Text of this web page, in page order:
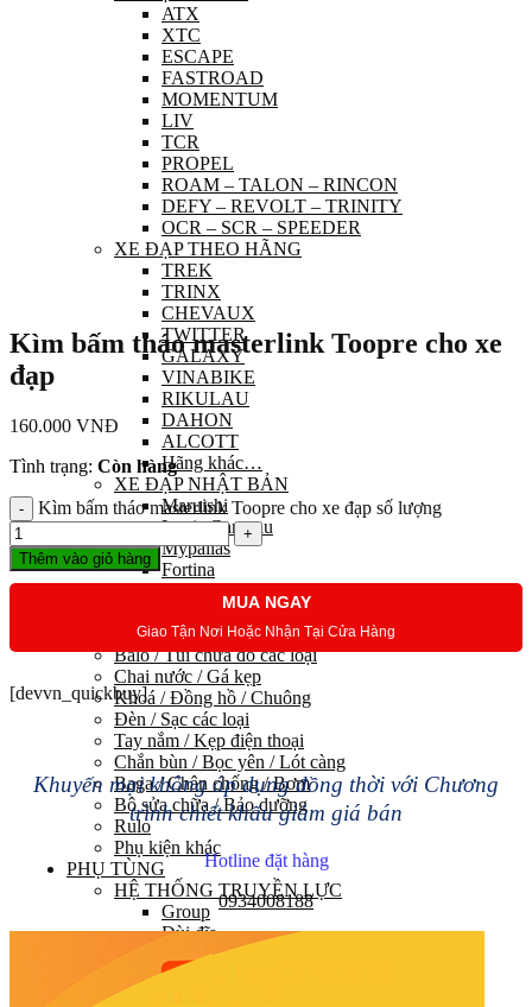
ATX
XTC
ESCAPE
FASTROAD
MOMENTUM
LIV
TCR
PROPEL
ROAM – TALON – RINCON
DEFY – REVOLT – TRINITY
OCR – SCR – SPEEDER
XE ĐẠP THEO HÃNG
TREK
TRINX
CHEVAUX
TWITTER
GALAXY
VINABIKE
RIKULAU
DAHON
ALCOTT
Hãng khác…
XE ĐẠP NHẬT BẢN
Maruishi
Louis Garneau
Mypallas
Fortina
Trang phục đạp xe
Balo / Túi chứa đồ các loại
Chai nước / Gá kẹp
Khoá / Đồng hồ / Chuông
Đèn / Sạc các loại
Tay nắm / Kẹp điện thoại
Chắn bùn / Bọc yên / Lót càng
Baga / Chân chống / Bơm
Bộ sửa chữa / Bảo dưỡng
Rulo
Phụ kiện khác
PHỤ TÙNG
HỆ THỐNG TRUYỀN LỰC
Group
Đùi đĩa
Tay đề (chuyển số)
Gạt líp / Gạt đĩa
Kìm bấm tháo masterlink Toopre cho xe
đạp
160.000 VNĐ
Tình trạng: Còn hàng
Kìm bấm tháo masterlink Toopre cho xe đạp số lượng
Thêm vào giỏ hàng
MUA NGAY
Giao Tận Nơi Hoặc Nhận Tại Cửa Hàng
[devvn_quickbuy]
Khuyến mại không áp dụng đồng thời với Chương
trình chiết khấu giảm giá bán
Hotline đặt hàng
0934008188